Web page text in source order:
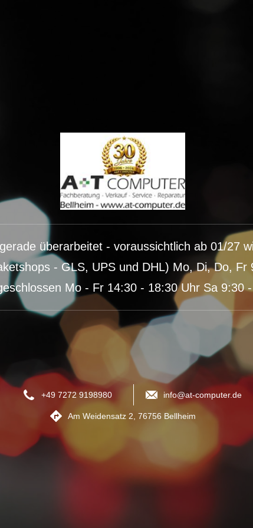
überarbeitet - voraussichtlich ab 01/27
- GLS, UPS und DHL) Mo, Di, Do, Fr
Mo - Fr 14:30 - 18:30 Uhr Sa 9:30
+49 7272 9198980 info@at-computer.de
Am Weidensatz 2, 76756 Bellheim